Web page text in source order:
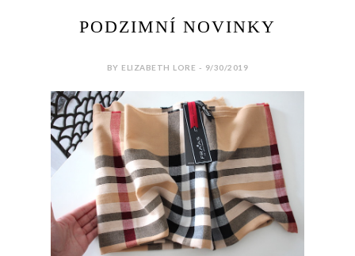
PODZIMNÍ NOVINKY
BY ELIZABETH LORE - 9/30/2019